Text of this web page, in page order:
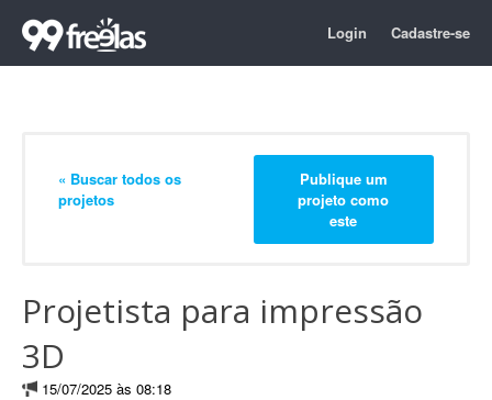
Login Cadastre-se
« Buscar todos os
projetos
Publique um
projeto como
este
Projetista para impressão
3D
15/07/2025 às 08:18